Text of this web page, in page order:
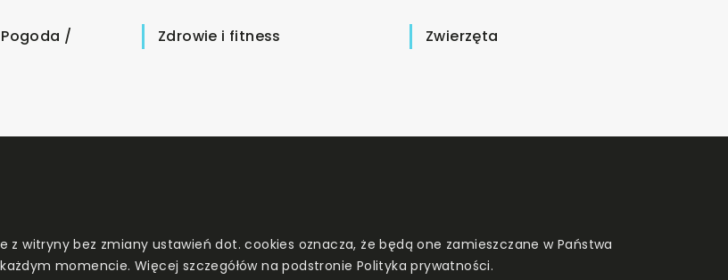
/
Zdrowie i fitness Zwierzęta
witryny bez zmiany ustawień dot. cookies oznacza, że będą one zamieszczane w Państwa
momencie. Więcej szczegółów na podstronie Polityka prywatności.